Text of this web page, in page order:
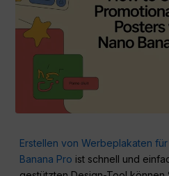
Erstellen von Werbeplakaten
Banana Pro ist schnell und